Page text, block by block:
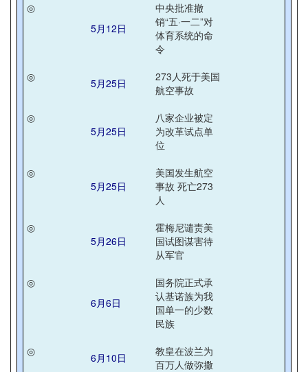
◎
5月12日
中央批准撤
销“五·一二”对
体育系统的命
令
◎
5月25日
273人死于美国
航空事故
◎
5月25日
八家企业被定
为改革试点单
位
◎
5月25日
美国发生航空
事故 死亡273
人
◎
5月26日
霍梅尼谴责美
国试图谋害待
从军官
◎
6月6日
国务院正式承
认基诺族为我
国单一的少数
民族
◎
6月10日
教皇在波兰为
百万人做弥撒